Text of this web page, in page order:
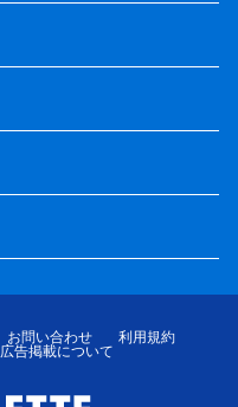
お問い合わせ
利用規約
広告掲載について